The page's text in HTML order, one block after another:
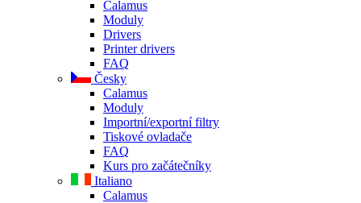
Calamus
Moduly
Drivers
Printer drivers
FAQ
Česky
Calamus
Moduly
Importní/exportní filtry
Tiskové ovladače
FAQ
Kurs pro začátečníky
Italiano
Calamus